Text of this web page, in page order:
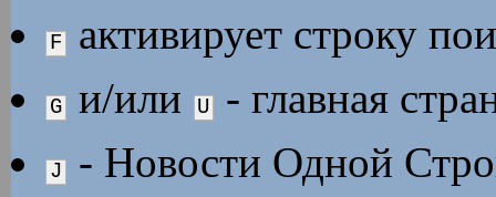
F активирует строку
G и/или U - главная
J - Новости Одной